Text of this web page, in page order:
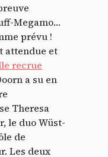
Megamo…
prévu !
attendue et
recrue
a su en
Theresa
le duo Wüst-
de
Les deux